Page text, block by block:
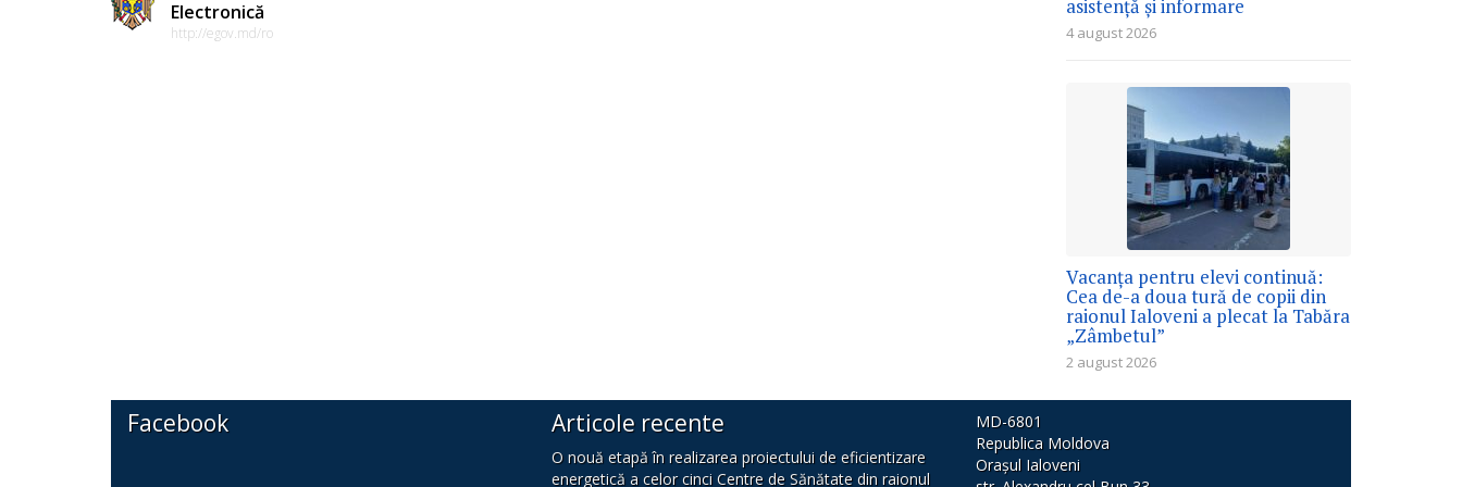
Electronică
http://egov.md/ro
asistență și informare
4 august 2026
Vacanța pentru elevi continuă:
Cea de-a doua tură de copii din
raionul Ialoveni a plecat la Tabăra
„Zâmbetul”
2 august 2026
Facebook Articole recente
O nouă etapă în realizarea proiectului de eficientizare
energetică a celor cinci Centre de Sănătate din raionul
MD-6801
Republica Moldova
Orașul Ialoveni